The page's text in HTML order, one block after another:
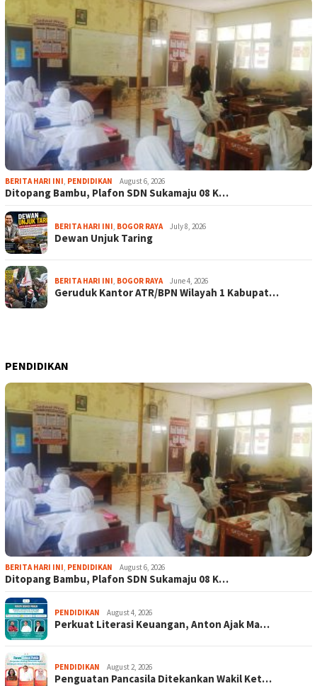
BERITA HARI INI, PENDIDIKAN August 6, 2026
Ditopang Bambu, Plafon SDN Sukamaju 08 K…
BERITA HARI INI, BOGOR RAYA July 8, 2026
Dewan Unjuk Taring
BERITA HARI INI, BOGOR RAYA June 4, 2026
Geruduk Kantor ATR/BPN Wilayah 1 Kabupat…
PENDIDIKAN
BERITA HARI INI, PENDIDIKAN August 6, 2026
Ditopang Bambu, Plafon SDN Sukamaju 08 K…
PENDIDIKAN August 4, 2026
Perkuat Literasi Keuangan, Anton Ajak Ma…
PENDIDIKAN August 2, 2026
Penguatan Pancasila Ditekankan Wakil Ket…